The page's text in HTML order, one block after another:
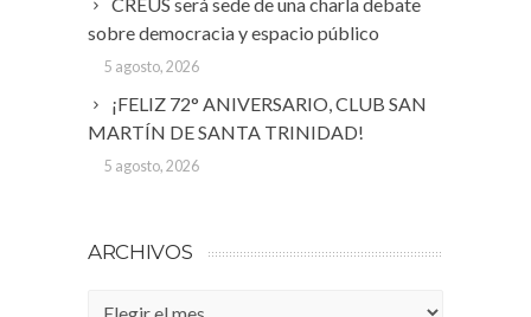
sobre democracia y espacio público
5 agosto, 2026
¡FELIZ 72° ANIVERSARIO, CLUB SAN
MARTÍN DE SANTA TRINIDAD!
5 agosto, 2026
ARCHIVOS
Archivos